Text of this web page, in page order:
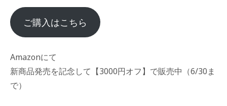
ご購入はこちら
Amazonにて
新商品発売を記念して【3000円オフ】で販売中（6/30ま
で）